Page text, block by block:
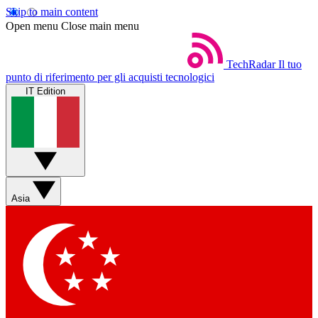
Skip to main content
Open menu Close main menu
TechRadar Il tuo
punto di riferimento per gli acquisti tecnologici
IT Edition
Asia